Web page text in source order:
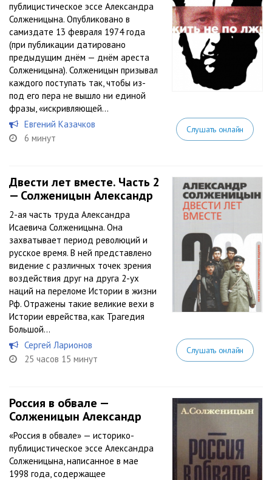
публицистическое эссе Александра
Солженицына. Опубликовано в
самиздате 13 февраля 1974 года
(при публикации датировано
предыдущим днём — днём ареста
Солженицына). Солженицын призывал
каждого поступать так, чтобы из-
под его пера не вышло ни единой
фразы, «искривляющей...
Евгений Казачков
6 минут
Слушать онлайн
Двести лет вместе. Часть 2
— Солженицын Александр
2-ая часть труда Александра
Исаевича Солженицына. Она
захватывает период революций и
русское время. В ней представлено
видение с различных точек зрения
воздействия друг на друга 2-ух
наций на переломе Истории в жизни
Рф. Отражены такие великие вехи в
Истории еврейства, как Трагедия
Большой...
Сергей Ларионов
25 часов 15 минут
Слушать онлайн
Россия в обвале —
Солженицын Александр
«Россия в обвале» — историко-
публицистическое эссе Александра
Солженицына, написанное в мае
1998 года, содержащее